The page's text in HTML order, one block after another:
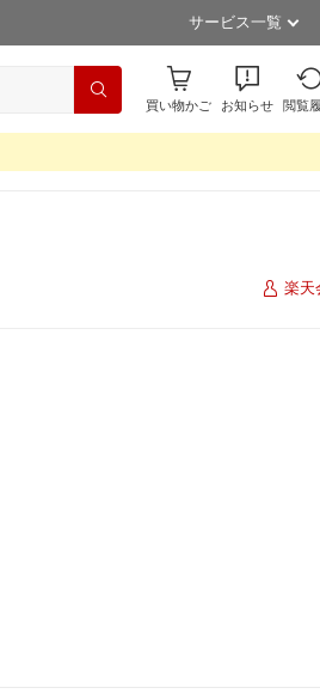
サービス一覧
買い物かご お知らせ 閲覧
楽天